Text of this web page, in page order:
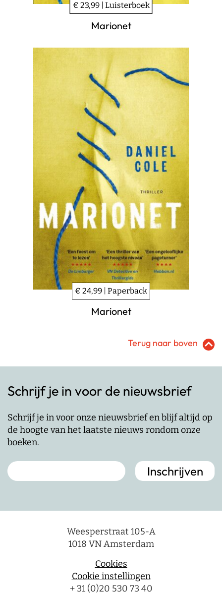
€ 23,99 | Luisterboek
Marionet
€ 24,99 | Paperback
Marionet
Terug naar boven
Schrijf je in voor de nieuwsbrief
Schrijf je in voor onze nieuwsbrief en blijf altijd op
de hoogte van het laatste nieuws rondom onze
boeken.
Weesperstraat 105-A
1018 VN Amsterdam
Cookies
Cookie instellingen
+ 31 (0)20 530 73 40